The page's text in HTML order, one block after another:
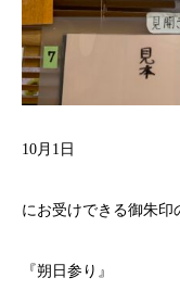
10月 1 日
にお受けできる御朱印
『朔日参り』